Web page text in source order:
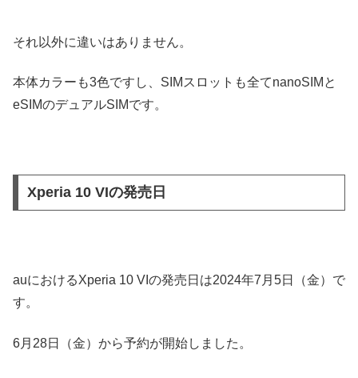
それ以外に違いはありません。
本体カラーも3色ですし、SIMスロットも全てnanoSIMと
eSIMのデュアルSIMです。
Xperia 10 VIの発売日
auにおけるXperia 10 VIの発売日は2024年7月5日（金）で
す。
6月28日（金）から予約が開始しました。